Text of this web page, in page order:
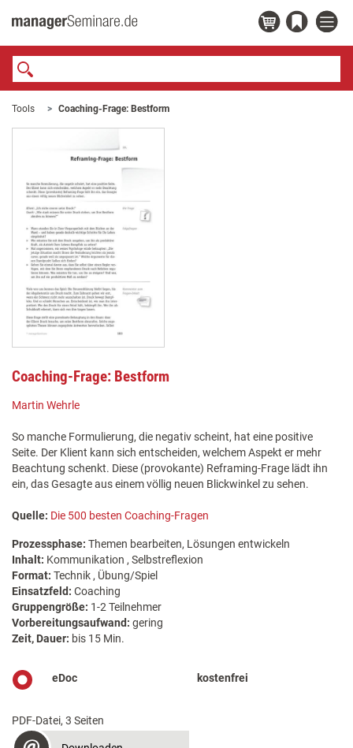
Tools Coaching-Frage: Bestform
Coaching-Frage: Bestform
Martin Wehrle
So manche Formulierung, die negativ scheint, hat eine positive
Seite. Der Klient kann sich entscheiden, welchem Aspekt er mehr
Beachtung schenkt. Diese (provokante) Reframing-Frage lädt ihn
ein, das Gesagte aus einem völlig neuen Blickwinkel zu sehen.
Quelle: Die 500 besten Coaching-Fragen
Prozessphase: Themen bearbeiten, Lösungen entwickeln
Inhalt: Kommunikation , Selbstreflexion
Format: Technik , Übung/Spiel
Einsatzfeld: Coaching
Gruppengröße: 1-2 Teilnehmer
Vorbereitungsaufwand: gering
Zeit, Dauer: bis 15 Min.
eDoc kostenfrei
PDF-Datei, 3 Seiten